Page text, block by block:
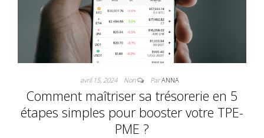
avril 15, 2024 Non ParANNA
Comment maîtriser sa trésorerie en 5
étapes simples pour booster votre TPE-
PME ?